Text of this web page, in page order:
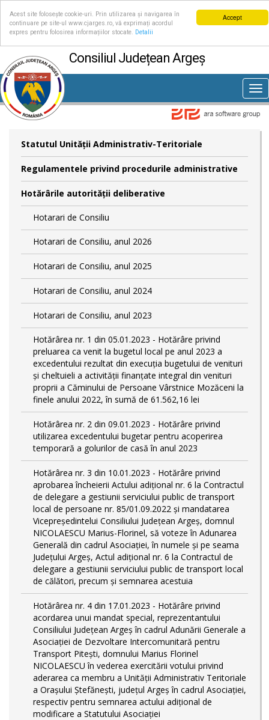
Accept
Acest site folosește cookie-uri. Prin utilizarea și navigarea în
continuare pe site-ul www.cjarges.ro, vă exprimați acordul
expres pentru folosirea informațiilor stocate.
Detalii
Consiliul Județean Argeș
Statutul Unităţii Administrativ-Teritoriale
Regulamentele privind procedurile administrative
Hotărârile autorităţii deliberative
Hotarari de Consiliu
Hotarari de Consiliu, anul 2026
Hotarari de Consiliu, anul 2025
Hotarari de Consiliu, anul 2024
Hotarari de Consiliu, anul 2023
Hotărârea nr. 1 din 05.01.2023 - Hotărâre privind
preluarea ca venit la bugetul local pe anul 2023 a
excedentului rezultat din execuția bugetului de venituri
și cheltuieli a activității finanțate integral din venituri
proprii a Căminului de Persoane Vârstnice Mozăceni la
finele anului 2022, în sumă de 61.562,16 lei
Hotărârea nr. 2 din 09.01.2023 - Hotărâre privind
utilizarea excedentului bugetar pentru acoperirea
temporară a golurilor de casă în anul 2023
Hotărârea nr. 3 din 10.01.2023 - Hotărâre privind
aprobarea încheierii Actului adițional nr. 6 la Contractul
de delegare a gestiunii serviciului public de transport
local de persoane nr. 85/01.09.2022 și mandatarea
Vicepreședintelui Consiliului Județean Argeș, domnul
NICOLAESCU Marius-Florinel, să voteze în Adunarea
Generală din cadrul Asociației, în numele și pe seama
Județului Argeș, Actul adițional nr. 6 la Contractul de
delegare a gestiunii serviciului public de transport local
de călători, precum și semnarea acestuia
Hotărârea nr. 4 din 17.01.2023 - Hotărâre privind
acordarea unui mandat special, reprezentantului
Consiliului Județean Argeș în cadrul Adunării Generale a
Asociației de Dezvoltare Intercomunitară pentru
Transport Pitești, domnului Marius Florinel
NICOLAESCU în vederea exercitării votului privind
aderarea ca membru a Unității Administrativ Teritoriale
a Orașului Ștefănești, județul Argeș în cadrul Asociației,
respectiv pentru semnarea actului adițional de
modificare a Statutului Asociației